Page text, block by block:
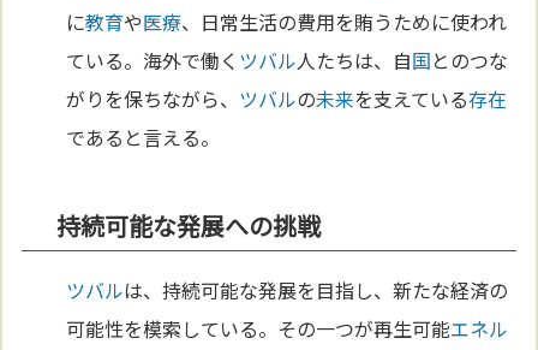
に教育や医療、日常生活の費用を賄うために使われ
ている。海外で働く ツバル人たちは、自国とのつな
がりを保ちながら、 ツバルの未来を支えている存在
であると言える。
持続可能な発展への挑戦
ツバルは、持続可能な発展を目指し、新たな経済の
可能性を模索している。その一つが再生可能エネル